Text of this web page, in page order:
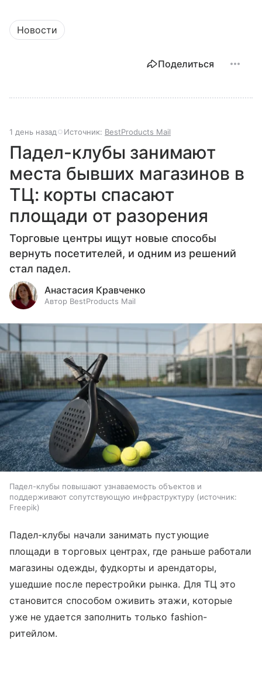
Новости
Поделиться
1 день назад Источник: BestProducts Mail
Падел-клубы занимают
места бывших магазинов в
ТЦ: корты спасают
площади от разорения
Торговые центры ищут новые способы
вернуть посетителей, и одним из решений
стал падел.
Анастасия Кравченко
Автор BestProducts Mail
Падел-клубы повышают узнаваемость объектов и
поддерживают сопутствующую инфраструктуру
источник:
Freepik
Падел-клубы начали занимать пустующие
площади в торговых центрах, где раньше работали
магазины одежды, фудкорты и арендаторы,
ушедшие после перестройки рынка. Для ТЦ это
становится способом оживить этажи, которые
уже не удается заполнить только fashion-
ритейлом.